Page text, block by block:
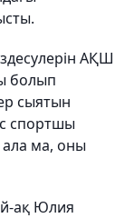
АҚШ
болып
сыятын
спортшы
ма, оны
ақ Юлия